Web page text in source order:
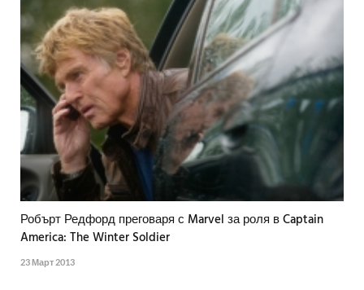
Робърт Редфорд преговаря с Marvel за роля в Captain
America: The Winter Soldier
23 Март 2013